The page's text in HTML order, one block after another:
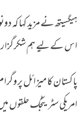
ہیگسیتھ نے مزید کہا
اس کے لیے ہم
پاکستان کا میزائل
امریکی سٹریٹجک حلقوں